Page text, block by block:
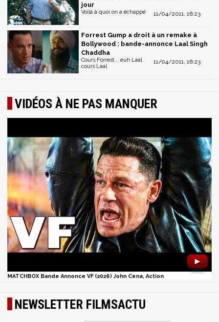
jour
11/04/2011, 16:23
Voilà à quoi on a échappé
Forrest Gump a droit à un remake à
Bollywood : bande-annonce Laal Singh
Chaddha
11/04/2011, 16:23
Cours Forrest... euh Laal
cours Laal
VIDÉOS À NE PAS MANQUER
►
MATCHBOX Bande Annonce VF (2026) John Cena, Action
NEWSLETTER FILMSACTU